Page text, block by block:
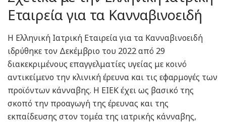
Εταιρεία για τα Κανναβινοειδή
Η Ελληνική Ιατρική Εταιρεία για τα Κανναβινοειδή
ιδρύθηκε τον Δεκέμβριο του 2022 από 29
διακεκριμένους επαγγελματίες υγείας με κοινό
αντικείμενο την κλινική έρευνα και τις εφαρμογές των
προϊόντων κάνναβης. Η ΕΙΕΚ έχει ως βασικό της
σκοπό την προαγωγή της έρευνας και της
εκπαίδευσης στον τομέα της ιατρικής κάνναβης,